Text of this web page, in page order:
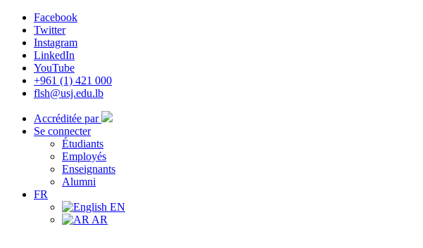
Facebook
Twitter
Instagram
LinkedIn
YouTube
+961 (1) 421 000
flsh@usj.edu.lb
Accréditée par
Se connecter
Étudiants
Employés
Enseignants
Alumni
FR
EN
AR